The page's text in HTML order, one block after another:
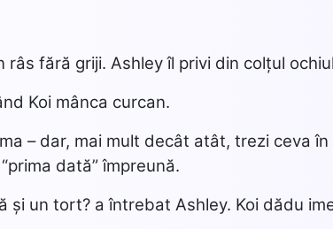
râs fără griji. Ashley îl privi din colțul
Koi mânca curcan.
– dar, mai mult decât atât, trezi ceva
dată” împreună.
și un tort? a întrebat Ashley. Koi dădu